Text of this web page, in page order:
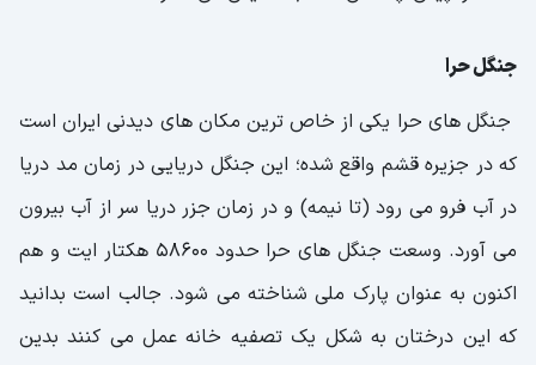
جنگل حرا
جنگل های حرا یکی از خاص ترین مکان های دیدنی ایران است
که در جزیره قشم واقع شده؛ این جنگل دریایی در زمان مد دریا
در آب فرو می رود (تا نیمه) و در زمان جزر دریا سر از آب بیرون
می آورد. وسعت جنگل های حرا حدود 58600 هکتار ایت و هم
اکنون به عنوان پارک ملی شناخته می شود. جالب است بدانید
که این درختان به شکل یک تصفیه خانه عمل می کنند بدین